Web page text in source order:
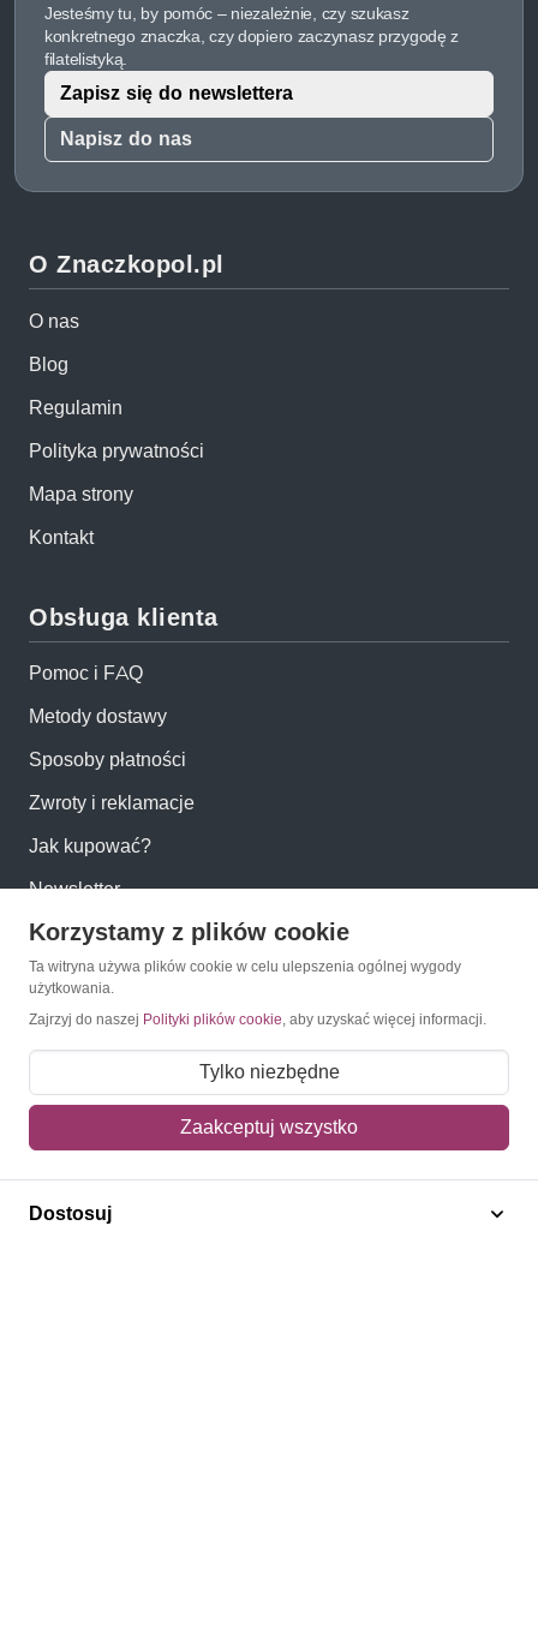
Jesteśmy tu, by pomóc – niezależnie, czy szukasz
konkretnego znaczka, czy dopiero zaczynasz przygodę z
filatelistyką.
Napisz do nas
Zapisz się do newslettera
O Znaczkopol.pl
O nas
Blog
Regulamin
Polityka prywatności
Mapa strony
Kontakt
Obsługa klienta
Pomoc i FAQ
Metody dostawy
Sposoby płatności
Zwroty i reklamacje
Jak kupować?
Newsletter
Konto
Moje konto
Mój koszyk
Adres dostawy
Korzystamy z plików cookie
Ta witryna używa plików cookie w celu ulepszenia ogólnej wygody
użytkowania.
Zajrzyj do naszej Polityki plików cookie, aby uzyskać więcej informacji.
Tylko niezbędne
Zaakceptuj wszystko
Dostosuj